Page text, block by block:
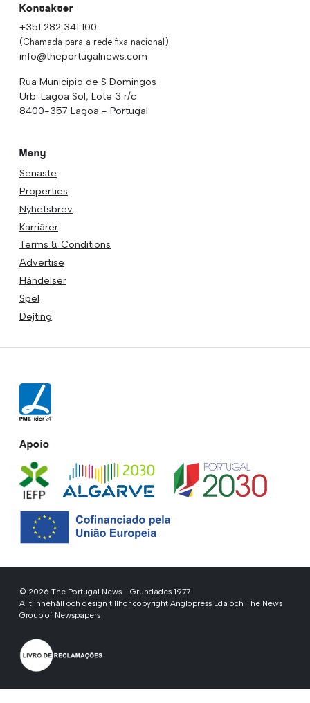
Kontakter
+351 282 341 100
(Chamada para a rede fixa nacional)
info@theportugalnews.com
Rua Municipio de S Domingos
Urb. Lagoa Sol, Lote 3 r/c
8400-357 Lagoa - Portugal
Meny
Senaste
Properties
Nyhetsbrev
Karriärer
Terms & Conditions
Advertise
Händelser
Spel
Dejting
Apoio
© 2026 The Portugal News - Grundades 1977
Allt innehåll och design tillhör copyright Anglopress Lda och The News
Group of Newspapers